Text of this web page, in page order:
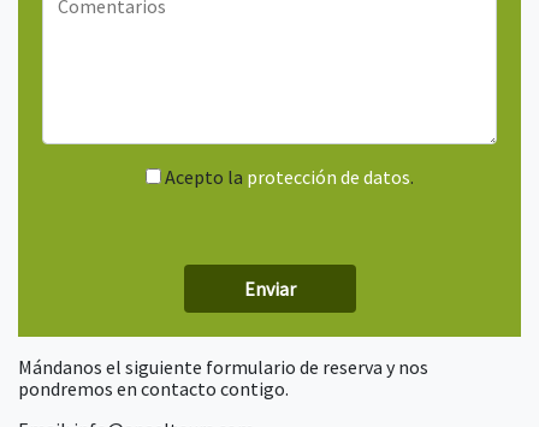
Acepto la protección de datos.
Mándanos el siguiente formulario de reserva y nos
pondremos en contacto contigo.